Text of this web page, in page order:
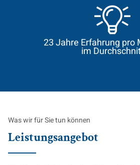
23 Jahre Erfahrung pro
im
Was wir für Sie tun können
Leistungsangebot